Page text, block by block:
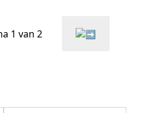
1 van 2